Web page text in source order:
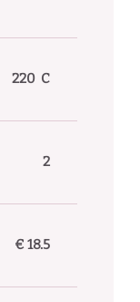
220 C
2
€ 18.5